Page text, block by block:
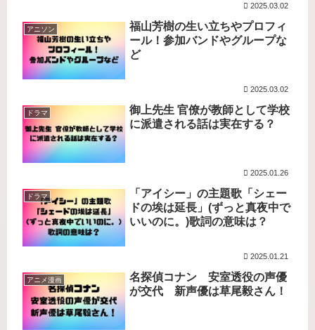
2025.03.02
アニソン
福山芳樹の生い立ちやプロフィ
ール！参加バンドやグループな
ど
2025.03.02
ドラマ
御上先生 官僚が教師として学校
に派遣される話は実在する？
2025.01.26
ドラマ
「アイシー」の主題歌「シェー
ドの埃は延長」(ずっと真夜中で
いいのに。)歌詞の意味は？
2025.01.21
アニメ漫画
名探偵コナン 安室透役の声優
が交代 新声優は草尾毅さん！